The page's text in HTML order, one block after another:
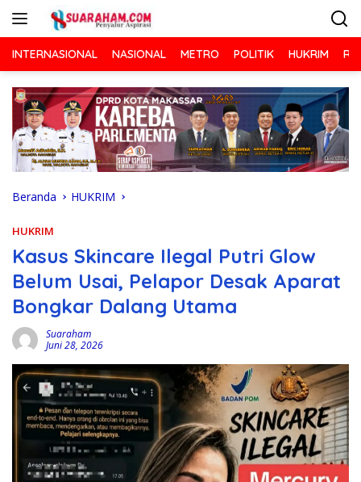
INTERNASIONAL NASIONAL METRO POLITIK HUKRIM
Beranda HUKRIM
HUKRIM
Kasus Skincare Ilegal Putri Glow
Belum Usai, Pelapor Desak Aparat
Bongkar Dalang Utama
Suaraham
Juni 28, 2026